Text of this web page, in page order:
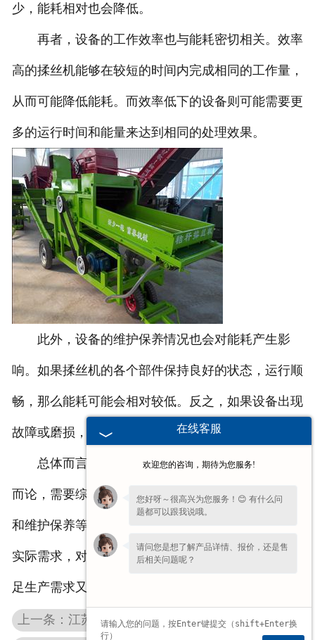
少，能耗相对也会降低。
再者，设备的工作效率也与能耗密切相关。效率
高的揉丝机能够在较短的时间内完成相同的工作量，
从而可能降低能耗。而效率低下的设备则可能需要更
多的运行时间和能量来达到相同的处理效果。
此外，设备的维护保养情况也会对能耗产生影
响。如果揉丝机的各个部件保持良好的状态，运行顺
畅，那么能耗可能会相对较低。反之，如果设备出现
故障或磨损，可能会导致能耗增加。
总体而言，花生秸秆揉丝机的能耗高低不能一概
而论，需要综合考虑设备的功率、处理量、工作效率
和维护保养等多个因素。在选择揉丝机时，可以根据
实际需求，对比不同型号的能耗参数，选择一款既满
足生产需求又具有较低能耗的设备。
上一条：江苏国家补贴的花生摘果机在不同地形的农田中都能使用吗？
在线客服
欢迎您的咨询，期待为您服务!
您好呀～很高兴为您服务！😊 有什么问
题都可以跟我说哦。
请问您是想了解产品详情、报价，还是售
后相关问题呢？